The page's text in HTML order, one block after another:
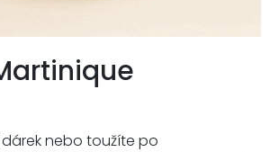
nebo toužíte po